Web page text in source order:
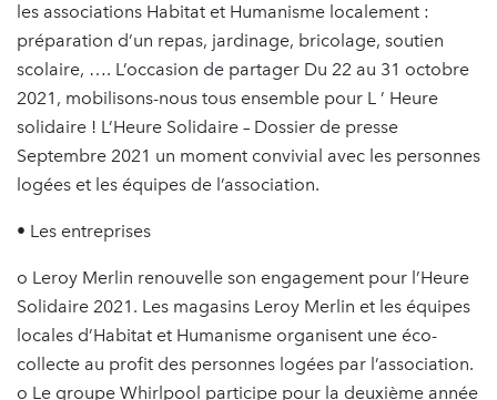
les associations Habitat et Humanisme localement :
préparation d’un repas, jardinage, bricolage, soutien
scolaire, …. L’occasion de partager Du 22 au 31 octobre
2021, mobilisons-nous tous ensemble pour L ’ Heure
solidaire ! L’Heure Solidaire – Dossier de presse
Septembre 2021 un moment convivial avec les personnes
logées et les équipes de l’association.
• Les entreprises
o Leroy Merlin renouvelle son engagement pour l’Heure
Solidaire 2021. Les magasins Leroy Merlin et les équipes
locales d’Habitat et Humanisme organisent une éco-
collecte au profit des personnes logées par l’association.
o Le groupe Whirlpool participe pour la deuxième année